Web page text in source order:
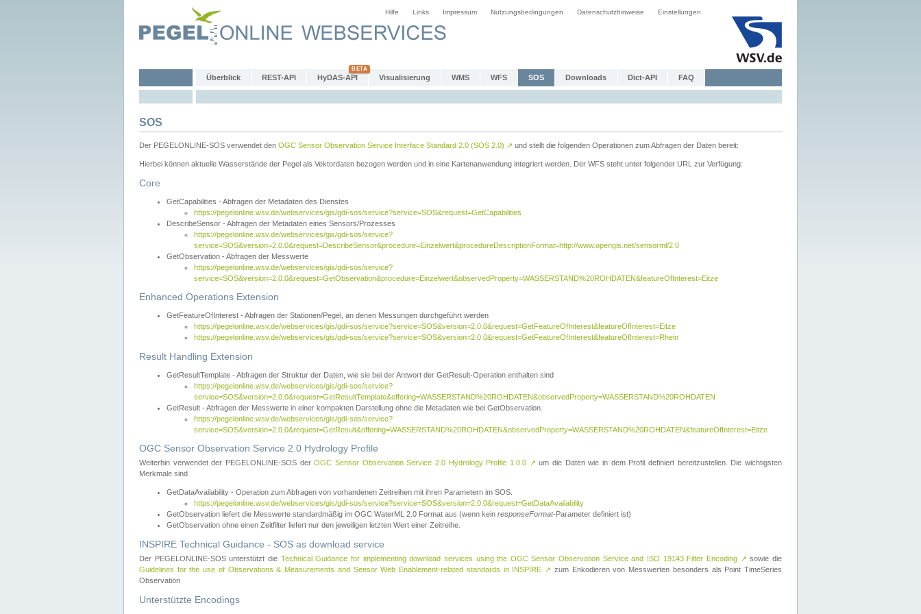
Hilfe Links Impressum Nutzungsbedingungen Datenschutzhinweise Einstellungen
Überblick REST-API HyDAS-API Visualisierung WMS WFS SOS Downloads Dict-API FAQ
SOS
Der PEGELONLINE-SOS verwendet den OGC Sensor Observation Service Interface Standard 2.0 (SOS 2.0) ↗ und stellt die folgenden Operationen zum Abfragen der Daten bereit:
Hierbei können aktuelle Wasserstände der Pegel als Vektordaten bezogen werden und in eine Kartenanwendung integriert werden. Der WFS steht unter folgender URL zur Verfügung:
Core
GetCapabilities - Abfragen der Metadaten des Dienstes
https://pegelonline.wsv.de/webservices/gis/gdi-sos/service?service=SOS&request=GetCapabilities
DescribeSensor - Abfragen der Metadaten eines Sensors/Prozesses
https://pegelonline.wsv.de/webservices/gis/gdi-sos/service?
service=SOS&version=2.0.0&request=DescribeSensor&procedure=Einzelwert&procedureDescriptionFormat=http://www.opengis.net/sensorml/2.0
GetObservation - Abfragen der Messwerte
https://pegelonline.wsv.de/webservices/gis/gdi-sos/service?
service=SOS&version=2.0.0&request=GetObservation&procedure=Einzelwert&observedProperty=WASSERSTAND%20ROHDATEN&featureOfInterest=Eitze
Enhanced Operations Extension
GetFeatureOfInterest - Abfragen der Stationen/Pegel, an denen Messungen durchgeführt werden
https://pegelonline.wsv.de/webservices/gis/gdi-sos/service?service=SOS&version=2.0.0&request=GetFeatureOfInterest&featureOfInterest=Eitze
https://pegelonline.wsv.de/webservices/gis/gdi-sos/service?service=SOS&version=2.0.0&request=GetFeatureOfInterest&featureOfInterest=Rhein
Result Handling Extension
GetResultTemplate - Abfragen der Struktur der Daten, wie sie bei der Antwort der GetResult-Operation enthalten sind
https://pegelonline.wsv.de/webservices/gis/gdi-sos/service?
service=SOS&version=2.0.0&request=GetResultTemplate&offering=WASSERSTAND%20ROHDATEN&observedProperty=WASSERSTAND%20ROHDATEN
GetResult - Abfragen der Messwerte in einer kompakten Darstellung ohne die Metadaten wie bei GetObservation.
https://pegelonline.wsv.de/webservices/gis/gdi-sos/service?
service=SOS&version=2.0.0&request=GetResult&offering=WASSERSTAND%20ROHDATEN&observedProperty=WASSERSTAND%20ROHDATEN&featureOfInterest=Eitze
OGC Sensor Observation Service 2.0 Hydrology Profile
Weiterhin verwendet der PEGELONLINE-SOS derOGC Sensor Observation Service 2.0 Hydrology Profile 1.0.0 ↗ um die Daten wie in dem Profil definiert bereitzustellen. Die wichtigsten
Merkmale sind
GetDataAvailability - Operation zum Abfragen von vorhandenen Zeitreihen mit ihren Parametern im SOS.
https://pegelonline.wsv.de/webservices/gis/gdi-sos/service?service=SOS&version=2.0.0&request=GetDataAvailability
GetObservation liefert die Messwerte standardmäßig im OGC WaterML 2.0 Format aus (wenn kein responseFormat-Parameter definiert ist)
GetObservation ohne einen Zeitfilter liefert nur den jeweiligen letzten Wert einer Zeitreihe.
INSPIRE Technical Guidance - SOS as download service
Der PEGELONLINE-SOS unterstützt die Technical Guidance for implementing download services using the OGC Sensor Observation Service and ISO 19143 Filter Encoding ↗ sowie die
Guidelines for the use of Observations & Measurements and Sensor Web Enablement-related standards in INSPIRE ↗ zum Enkodieren von Messwerten besonders als Point TimeSeries
Observation
Unterstützte Encodings